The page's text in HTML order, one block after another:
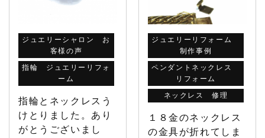
ジュエリーシャロン お
客様の声
指輪 ジュエリーリフォ
ーム
指輪とネックレスう
けとりました。あり
がとうございまし
ジュエリーリフォーム
制作事例
ペンダントネックレス
リフォーム
ネックレス 修理
１８金のネックレス
の金具が折れてしま